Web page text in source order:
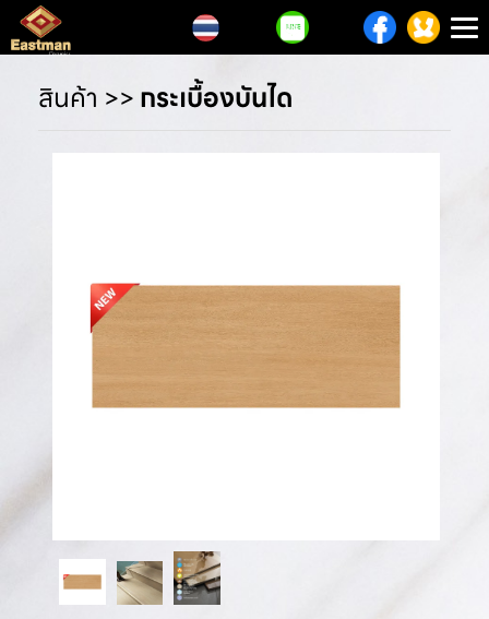
สินค้า >>กระเบื้องบันได